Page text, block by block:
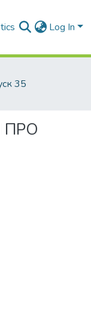
Log In
35
ПРО